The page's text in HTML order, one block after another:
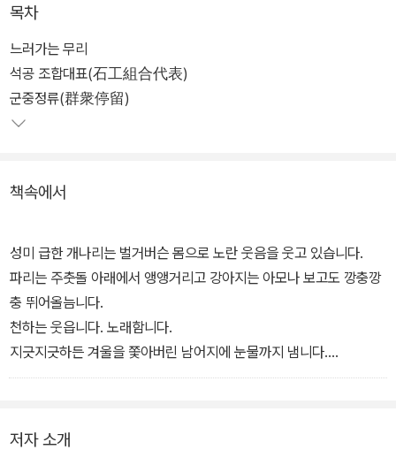
목차
느러가는 무리
석공 조합대표(石工組合代表)
군중정류(群衆停留)
책속에서
성미 급한 개나리는 벌거버슨 몸으로 노란 웃음을 웃고 있습니다.
파리는 주춧돌 아래에서 앵앵거리고 강아지는 아모나 보고도 깡충깡
충 뛰어올늠니다.
천하는 웃읍니다. 노래함니다.
지긋지긋하든 겨울을 쫓아버린 남어지에 눈물까지 냄니다.
인제는 선생님도 치웁지만은 않으실 터이지요.
선생님의 마음은 종달새와 꾀꼬리와 왼 봄을 노래하는 만물의 마음과
저자 소개